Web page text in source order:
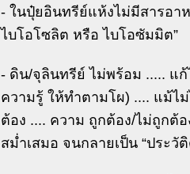
- ในปุ๋ยอินทรีย์แห้งไม่มีสารอา
ไบโอโซลิต หรือ ไบโอซัมมิต”
- ดิน/จุลินทรีย์ ไม่พร้อม ..... แ
ความรู้ ให้ทำตามโผ) .... แม้ไ
ต้อง .... ความ ถูกต้อง/ไม่ถูกต้
สม่ำเสมอ จนกลายเป็น “ประวั